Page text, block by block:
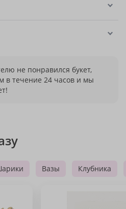
не понравился букет,
в течение 24 часов и мы
Вазы Клубника